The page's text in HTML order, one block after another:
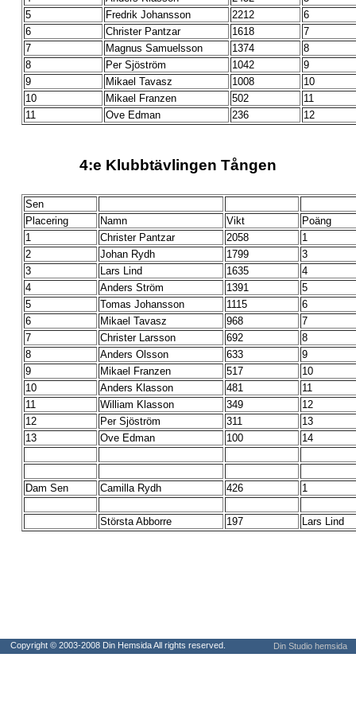
5
Fredrik Johansson 2212
6
6
Christer Pantzar 1618
7
7
Magnus Samuelsson 1374
8
8
Per Sjöström 1042
9
9
Mikael Tavasz 1008
10
10
Mikael Franzen 502
11
11
Ove Edman 236 12
4:e Klubbtävlingen Tången
Sen
Placering
Namn Vikt
Poäng
1
Christer Pantzar 2058
1
2
Johan Rydh 1799
3
3
Lars Lind 1635
4
4
Anders Ström 1391
5
5
Tomas Johansson 1115
6
6
Mikael Tavasz 968
7
7
Christer Larsson 692
8
8
Anders Olsson 633
9
9
Mikael Franzen 517
10
10
Anders Klasson 481
11
11
William Klasson 349
12
12
Per Sjöström 311
13
13
Ove Edman 100 14
Dam Sen Camilla Rydh 426 1
Största Abborre 197 Lars Lind
Copyright © 2003-2008 Din Hemsida All rights reserved. Din Studio hemsida